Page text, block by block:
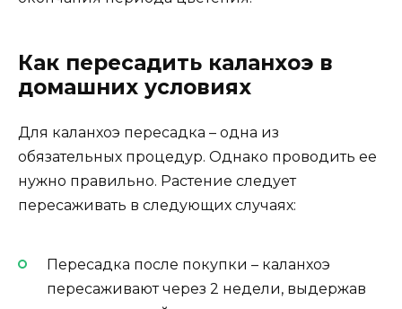
Как пересадить каланхоэ в
домашних условиях
Для каланхоэ пересадка – одна из
обязательных процедур. Однако проводить ее
нужно правильно. Растение следует
пересаживать в следующих случаях:
Пересадка после покупки – каланхоэ
пересаживают через 2 недели, выдержав